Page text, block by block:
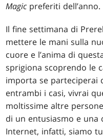
Magic preferiti dell’anno.
Il fine settimana di
mettere le mani sulla
cuore e l’anima di
sprigiona scoprendo le
importa se parteciperai
entrambi i casi, vivrai
moltissime altre
di un entusiasmo e una
Internet, infatti, siamo